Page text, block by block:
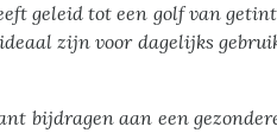
geleid tot een golf van
zijn voor dagelijks
bijdragen aan een